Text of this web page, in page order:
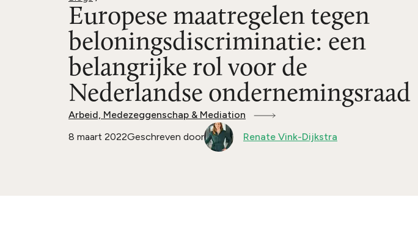
Europese maatregelen tegen
beloningsdiscriminatie: een
belangrijke rol voor de
Nederlandse ondernemingsraad
Arbeid, Medezeggenschap & Mediation
8 maart 2022Geschreven door Renate Vink-Dijkstra